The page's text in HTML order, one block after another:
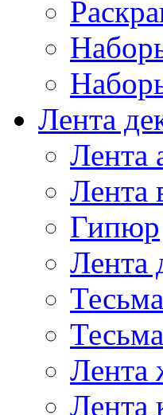
Лента
Лента
Лента
Гипюр
Лента
Лента
Лента